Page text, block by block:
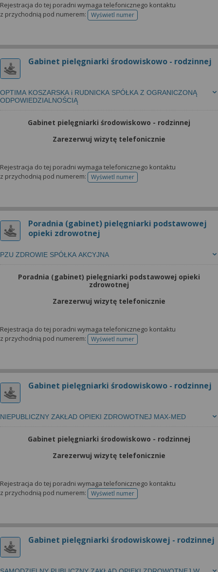
Rejestracja do tej poradni wymaga telefonicznego kontaktu
z przychodnią pod numerem:
Wyświetl numertelefonu do rejestracji
Gabinet pielęgniarki środowiskowo - rodzinnej
OPTIMA KOSZARSKA i RUDNICKA SPÓŁKA Z OGRANICZONĄ
ODPOWIEDZIALNOŚCIĄ
Gabinet pielęgniarki środowiskowo - rodzinnej
Zarezerwuj wizytę telefonicznie
Rejestracja do tej poradni wymaga telefonicznego kontaktu
z przychodnią pod numerem:
Wyświetl numertelefonu do rejestracji
Poradnia (gabinet) pielęgniarki podstawowej
opieki zdrowotnej
PZU ZDROWIE SPÓŁKA AKCYJNA
Poradnia (gabinet) pielęgniarki podstawowej opieki
zdrowotnej
Zarezerwuj wizytę telefonicznie
Rejestracja do tej poradni wymaga telefonicznego kontaktu
z przychodnią pod numerem:
Wyświetl numertelefonu do rejestracji
Gabinet pielęgniarki środowiskowo - rodzinnej
NIEPUBLICZNY ZAKŁAD OPIEKI ZDROWOTNEJ MAX-MED
Gabinet pielęgniarki środowiskowo - rodzinnej
Zarezerwuj wizytę telefonicznie
Rejestracja do tej poradni wymaga telefonicznego kontaktu
z przychodnią pod numerem:
Wyświetl numertelefonu do rejestracji
Gabinet pielęgniarki środowiskowej - rodzinnej